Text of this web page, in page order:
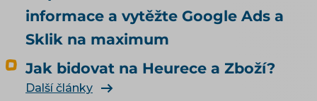
informace a vytěžte Google Ads a
Sklik na maximum
Jak bidovat na Heurece a Zboží?
Další články